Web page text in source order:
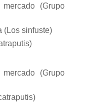
(Grupo
(Los sinfuste)
(Grupo